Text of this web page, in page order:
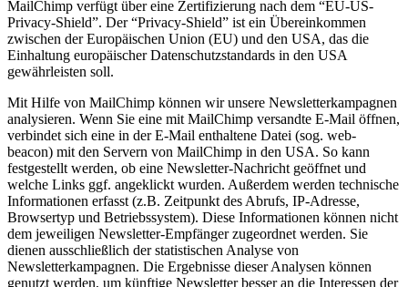
MailChimp verfügt über eine Zertifizierung nach dem “EU-US-
Privacy-Shield”. Der “Privacy-Shield” ist ein Übereinkommen
zwischen der Europäischen Union (EU) und den USA, das die
Einhaltung europäischer Datenschutzstandards in den USA
gewährleisten soll.
Mit Hilfe von MailChimp können wir unsere Newsletterkampagnen
analysieren. Wenn Sie eine mit MailChimp versandte E-Mail öffnen,
verbindet sich eine in der E-Mail enthaltene Datei (sog. web-
beacon) mit den Servern von MailChimp in den USA. So kann
festgestellt werden, ob eine Newsletter-Nachricht geöffnet und
welche Links ggf. angeklickt wurden. Außerdem werden technische
Informationen erfasst (z.B. Zeitpunkt des Abrufs, IP-Adresse,
Browsertyp und Betriebssystem). Diese Informationen können nicht
dem jeweiligen Newsletter-Empfänger zugeordnet werden. Sie
dienen ausschließlich der statistischen Analyse von
Newsletterkampagnen. Die Ergebnisse dieser Analysen können
genutzt werden, um künftige Newsletter besser an die Interessen der